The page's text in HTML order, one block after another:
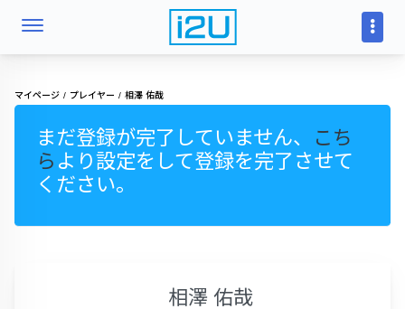
マイページ プレイヤー 相澤 佑哉
まだ登録が完了していません、
こち
ら より設定をして登録を完了させて
ください。
相澤 佑哉